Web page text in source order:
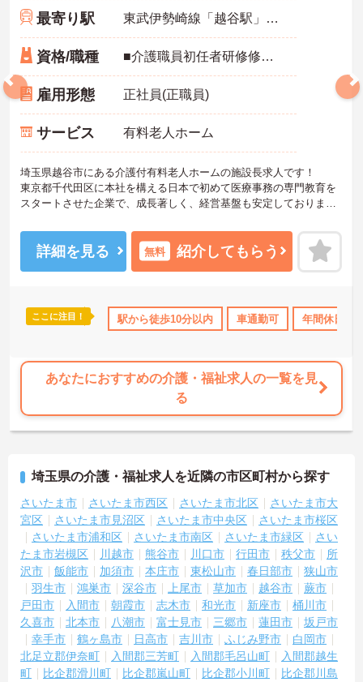
ボーナス・賞与あり 社会保険完備 交通費支給 退職金制度あり
最寄り駅 東武伊勢崎線「越谷駅」徒歩8分
資格/職種 ■介護職員初任者研修修了者（ホームヘルパー2級）以上 ■経験必須
雇用形態 正社員(正職員)
サービス 有料老人ホーム
埼玉県越谷市にある介護付有料老人ホームの施設長求人です！
東京都千代田区に本社を構える日本で初めて医療事務の専門教育を
スタートさせた企業で、成長著しく、経営基盤も安定しておりま
ご興味ある方には、面接対策ポイントなど、詳細をお話しいたしま
すのでお気軽にご相談ください。
詳細を見る 無料 紹介してもらう
ここに注目！ 駅から徒歩10分以内 車通勤可 年間休日
あなたにおすすめの介護・福祉求人の一覧を見
る
埼玉県の介護・福祉求人を近隣の市区町村から探す
さいたま市 さいたま市西区 さいたま市北区
さいたま市大
宮区
さいたま市見沼区 さいたま市中央区
さいたま市桜区
さいたま市浦和区
さいたま市南区 さいたま市緑区
さい
たま市岩槻区
川越市 熊谷市 川口市 行田市 秩父市
所
沢市
飯能市 加須市 本庄市 東松山市 春日部市
狭山市
羽生市
鴻巣市 深谷市 上尾市 草加市 越谷市
蕨市
戸田市
入間市 朝霞市 志木市 和光市 新座市
桶川市
久喜市
北本市 八潮市 富士見市 三郷市 蓮田市
坂戸市
幸手市
鶴ヶ島市 日高市 吉川市 ふじみ野市
白岡市
北足立郡伊奈町
入間郡三芳町 入間郡毛呂山町
入間郡越生
町
比企郡滑川町 比企郡嵐山町 比企郡小川町
比企郡川島